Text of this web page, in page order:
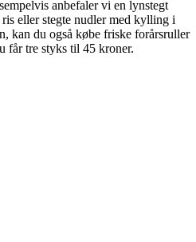
anbefaler vi en lynstegt
eller stegte nudler med kylling i
kan du også købe friske forårsruller
får tre styks til 45 kroner.